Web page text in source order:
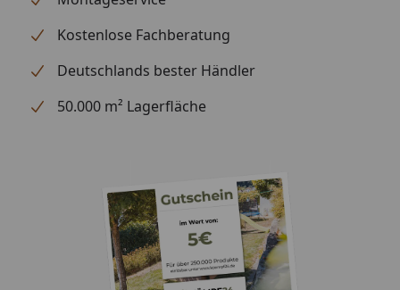
Kostenlose Fachberatung
Deutschlands bester Händler
50.000 m² Lagerfläche